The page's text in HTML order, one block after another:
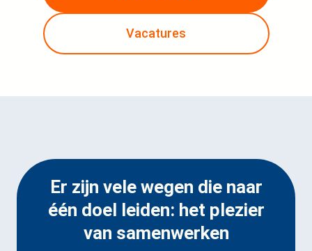
Vacatures
Er zijn vele wegen die naar
één doel leiden: het plezier
van samenwerken